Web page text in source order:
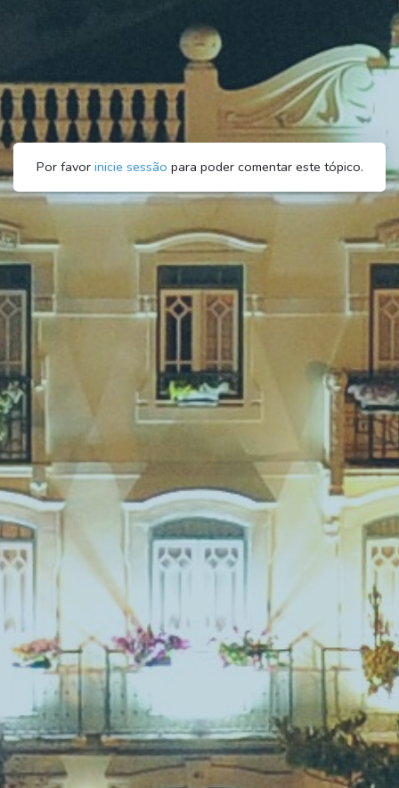
Por favor inicie sessão para poder comentar este tópico.